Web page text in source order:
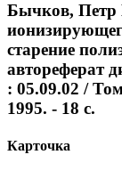
Бычков, Петр
старение
автореферат
: 05.09.02 /
1995. - 18 с.
Карточка